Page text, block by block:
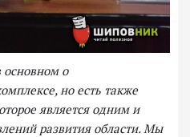
о
но есть также
является одним и
развития области. Мы